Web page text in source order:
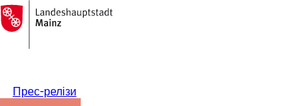
Перейти до змісту
На
головну
сторінку
Прес-релізи